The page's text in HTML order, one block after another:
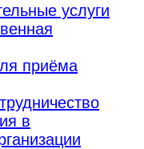
услуги
приёма
в